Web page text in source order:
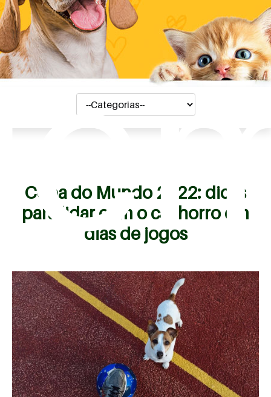
Copa do Mundo 2022: dicas
para lidar com o cachorro em
dias de jogos